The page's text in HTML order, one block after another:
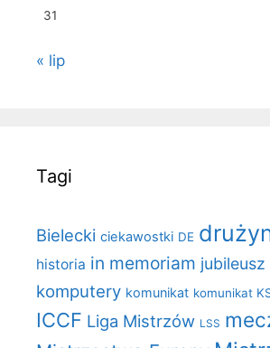
31
« lip
Tagi
Bielecki ciekawostki DE
historia in memoriam jubileusz
komputery komunikat komunikat
ICCF Liga Mistrzów LSS